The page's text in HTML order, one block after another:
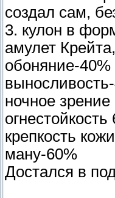
создал сам,
3. кулон в
амулет
обоняние-40%
ночное
огнестойкость
крепкость
ману-60%
Достался в